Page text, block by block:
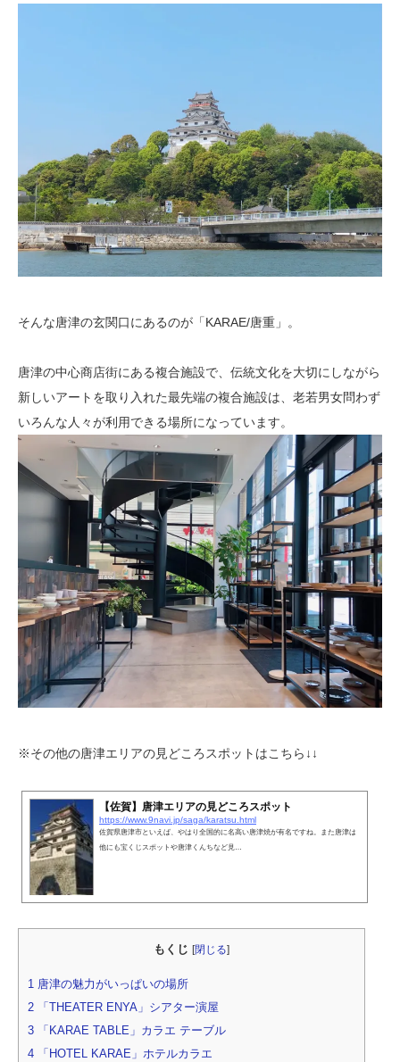
そんな唐津の玄関口にあるのが「KARAE/唐重」。
唐津の中心商店街にある複合施設で、伝統文化を大切にしながら
新しいアートを取り入れた最先端の複合施設は、老若男女問わず
いろんな人々が利用できる場所になっています。
※その他の唐津エリアの見どころスポットはこちら↓↓
【佐賀】唐津エリアの見どころスポット
https://www.9navi.jp/saga/karatsu.html
佐賀県唐津市といえば、やはり全国的に名高い唐津焼が有名ですね。また唐津は
他にも宝くじスポットや唐津くんちなど見…
もくじ [閉じる]
1 唐津の魅力がいっぱいの場所
2 「THEATER ENYA」シアター演屋
3 「KARAE TABLE」カラエ テーブル
4 「HOTEL KARAE」ホテルカラエ